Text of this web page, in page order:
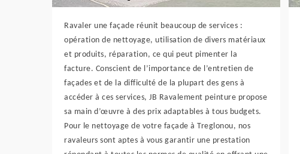
Ravaler une façade réunit beaucoup de services :
opération de nettoyage, utilisation de divers matériaux
et produits, réparation, ce qui peut pimenter la
facture. Conscient de l’importance de l’entretien de
façades et de la difficulté de la plupart des gens à
accéder à ces services, JB Ravalement peinture propose
sa main d’œuvre à des prix adaptables à tous budgets.
Pour le nettoyage de votre façade à Treglonou, nos
ravaleurs sont aptes à vous garantir une prestation